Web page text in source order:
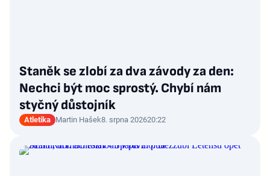
Staněk se zlobí za dva závody za den:
Nechci být moc sprostý. Chybí nám
styčný důstojník
Atletika Martin Hašek8. srpna 202620:22